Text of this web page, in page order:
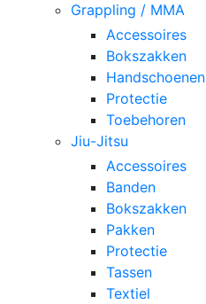
Grappling / MMA
Accessoires
Bokszakken
Handschoenen
Protectie
Toebehoren
Jiu-Jitsu
Accessoires
Banden
Bokszakken
Pakken
Protectie
Tassen
Textiel